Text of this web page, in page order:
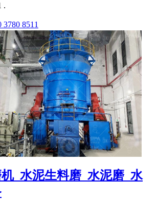
.
8511
_水泥生料磨_水泥磨_水